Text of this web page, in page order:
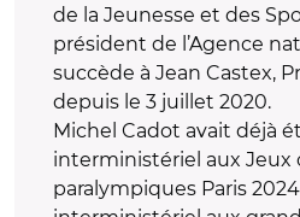
de la Jeunesse et des
président de l’Agence
succède à Jean Castex,
depuis le 3 juillet 2020.
Michel Cadot avait déjà
interministériel aux Jeux
paralympiques Paris